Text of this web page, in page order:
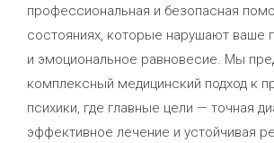
профессиональная и безопасная
состояниях, которые нарушают ваше
и эмоциональное равновесие. Мы
комплексный медицинский подход к
психики, где главные цели — точная
эффективное лечение и устойчивая